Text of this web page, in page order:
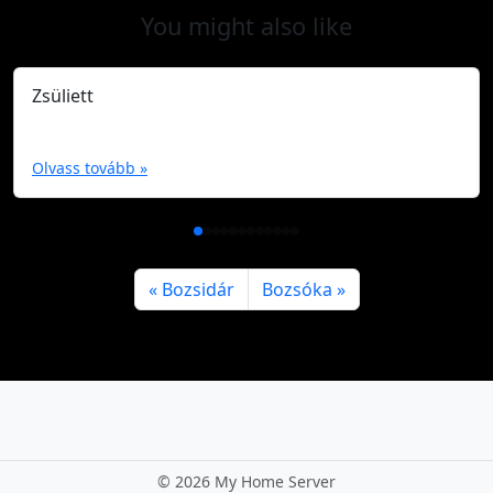
You might also like
Zsüliett
Olvass tovább »
Bozsidár Bozsóka
© 2026 My Home Server